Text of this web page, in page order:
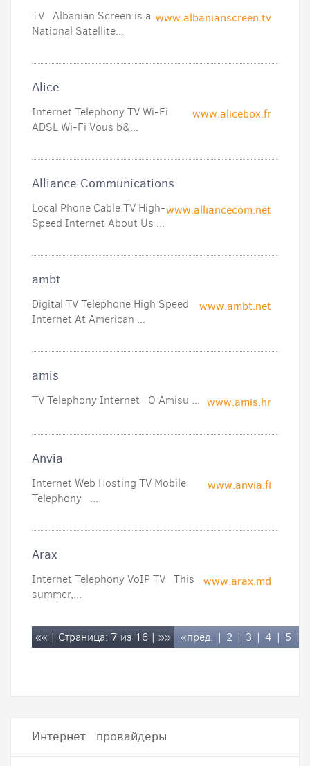
www.albanianscreen.tv
TV Albanian Screen is a
National Satellite...
Alice
www.alicebox.fr
Internet Telephony TV Wi-Fi
ADSL Wi-Fi Vous b&...
Alliance Communications
www.alliancecom.net
Local Phone Cable TV High-
Speed Internet About Us ...
ambt
www.ambt.net
Digital TV Telephone High Speed
Internet At American ...
amis
www.amis.hr
TV Telephony Internet O Amisu ...
Anvia
www.anvia.fi
Internet Web Hosting TV Mobile
Telephony ...
Arax
www.arax.md
Internet Telephony VoIP TV This
summer,...
«« | Страница: 7 из 16 | »» «пред. | 2 | 3 | 4 | 5 |
Интернет провайдеры